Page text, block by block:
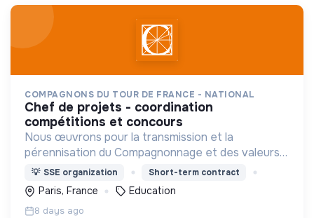
COMPAGNONS DU TOUR DE FRANCE - NATIONAL
chef de projets - coordination
compétitions et concours
Nous œuvrons pour la transmission et la
pérennisation du Compagnonnage et des valeurs
liées : insertion, environnement, médiation culturel.
💡 SSE organization Short-term contract
Paris, France Education
8 days ago